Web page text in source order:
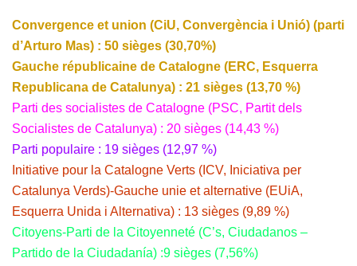
Convergence et union (CiU, Convergència i Unió) (parti
d’Arturo Mas) : 50 sièges (30,70%)
Gauche républicaine de Catalogne (ERC, Esquerra
Republicana de Catalunya) : 21 sièges (13,70 %)
Parti des socialistes de Catalogne (PSC, Partit dels
Socialistes de Catalunya) : 20 sièges (14,43 %)
Parti populaire : 19 sièges (12,97 %)
Initiative pour la Catalogne Verts (ICV, Iniciativa per
Catalunya Verds)-Gauche unie et alternative (EUiA,
Esquerra Unida i Alternativa) : 13 sièges (9,89 %)
Citoyens-Parti de la Citoyenneté (C’s, Ciudadanos –
Partido de la Ciudadanía) :9 sièges (7,56%)